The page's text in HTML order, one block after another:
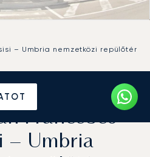
– Umbria nemzetközi repülőtér
bérlése a
Francesco
– Umbria